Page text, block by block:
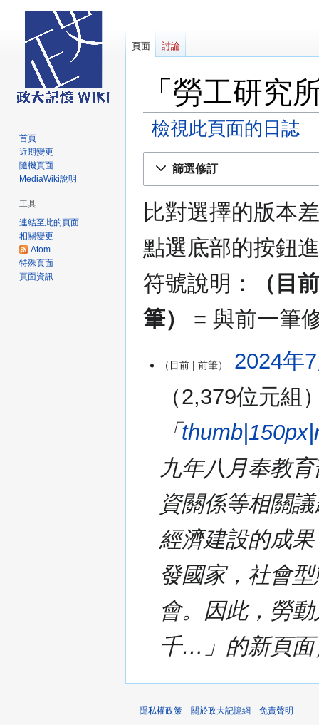
「勞工研究
檢視此頁面的日誌
覽尋
篩選修訂
比對選擇的版本
點選底部的按鈕
符號說明：
（目
筆）
= 與前一筆
年
目前 前筆
2024年
2,379位元組
「
九年八月奉教
資關係等相關
經濟建設的成
發國家，社會
會。因此，勞
千…」的新頁面
頁面 討論
首頁
近期變更
隨機頁面
MediaWiki說明
工具
連結至此的頁面
相關變更
Atom
特殊頁面
頁面資訊
隱私權政策 關於政大記憶網 免責聲明